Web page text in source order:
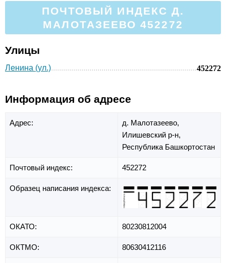
ПОЧТОВЫЙ ИНДЕКС Д.
МАЛОТАЗЕЕВО 452272
Улицы
Ленина (ул.) 452272
Информация об адресе
Адрес:
д. Малотазеево,
Илишевский р-н,
Республика Башкортостан
Почтовый индекс: 452272
Образец написания индекса:
ОКАТО: 80230812004
ОКТМО: 80630412116